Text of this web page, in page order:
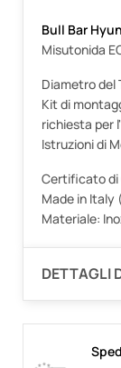
Bull Bar
Misutonida
Diametro del
Kit di
richiesta per
Istruzioni di
Certificato di
Made in Italy
Materiale:
DETTAGLI